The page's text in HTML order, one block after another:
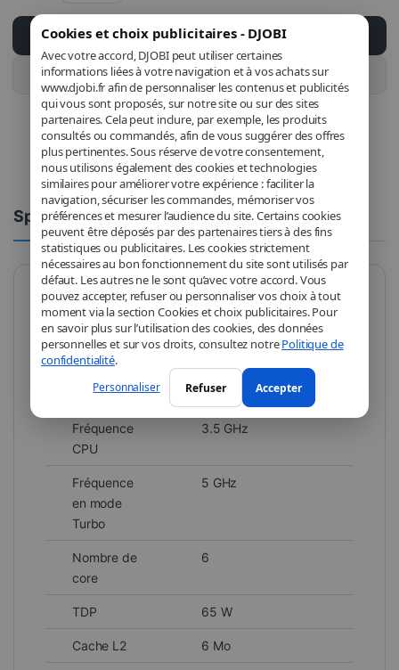
Cookies et choix publicitaires - DJOBI
Avec votre accord, DJOBI peut utiliser certaines
informations liées à votre navigation et à vos achats sur
www.djobi.fr afin de personnaliser les contenus et publicités
qui vous sont proposés, sur notre site ou sur des sites
partenaires. Cela peut inclure, par exemple, les produits
consultés ou commandés, afin de vous suggérer des offres
plus pertinentes. Sous réserve de votre consentement,
nous utilisons également des cookies et technologies
similaires pour améliorer votre expérience : faciliter la
navigation, sécuriser les commandes, mémoriser vos
préférences et mesurer l’audience du site. Certains cookies
peuvent être déposés par des partenaires tiers à des fins
statistiques ou publicitaires. Les cookies strictement
nécessaires au bon fonctionnement du site sont utilisés par
défaut. Les autres ne le sont qu’avec votre accord. Vous
pouvez accepter, refuser ou personnaliser vos choix à tout
moment via la section Cookies et choix publicitaires. Pour
en savoir plus sur l’utilisation des cookies, des données
personnelles et sur vos droits, consultez notrePolitique de
confidentialité.
Personnaliser Refuser Accepter
Ajouter au panier
Acheter ce produit
Spécifications Commentaires
Marque AMD
Modèle 100-100000931BOX
processeur
AMD AM5
Fréquence
CPU
3.5 GHz
Fréquence
en mode
Turbo
5 GHz
Nombre de
core
6
TDP 65 W
Cache L2 6 Mo